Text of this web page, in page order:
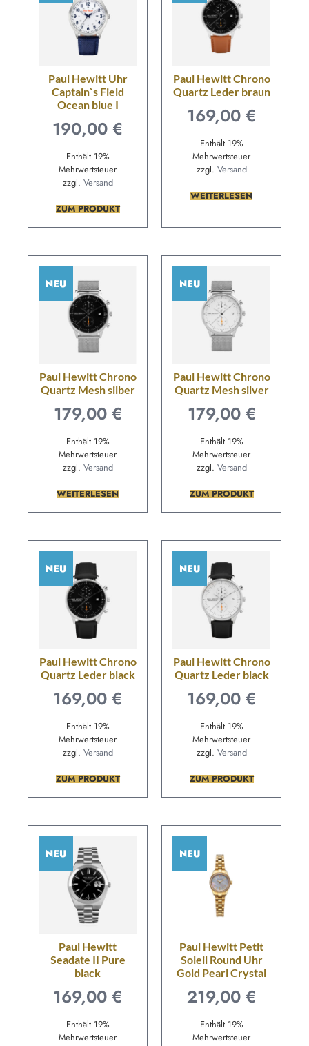
Paul Hewitt Uhr
Captain`s Field
Ocean blue I
190,00 €
Enthält 19%
Mehrwertsteuer
zzgl. Versand
ZUM PRODUKT
Paul Hewitt Chrono
Quartz Leder braun
169,00 €
Enthält 19%
Mehrwertsteuer
zzgl. Versand
WEITERLESEN
NEU
Paul Hewitt Chrono
Quartz Mesh silber
179,00 €
Enthält 19%
Mehrwertsteuer
zzgl. Versand
WEITERLESEN
NEU
Paul Hewitt Chrono
Quartz Mesh silver
179,00 €
Enthält 19%
Mehrwertsteuer
zzgl. Versand
ZUM PRODUKT
NEU
Paul Hewitt Chrono
Quartz Leder black
169,00 €
Enthält 19%
Mehrwertsteuer
zzgl. Versand
ZUM PRODUKT
NEU
Paul Hewitt Chrono
Quartz Leder black
169,00 €
Enthält 19%
Mehrwertsteuer
zzgl. Versand
ZUM PRODUKT
NEU
Paul Hewitt
Seadate II Pure
black
169,00 €
Enthält 19%
Mehrwertsteuer
NEU
Paul Hewitt Petit
Soleil Round Uhr
Gold Pearl Crystal
219,00 €
Enthält 19%
Mehrwertsteuer